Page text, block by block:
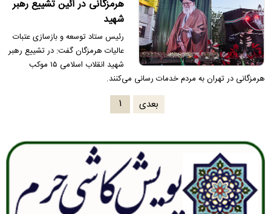
هرمزگانی در آئین تشییع رهبر
شهید
رئیس ستاد توسعه و بازسازی عتبات
عالیات هرمزگان گفت: در تشییع رهبر
شهید انقلاب اسلامی ۱۵ موکب
هرمزگانی در تهران به مردم خدمات رسانی می‌کنند.
۱ بعدی